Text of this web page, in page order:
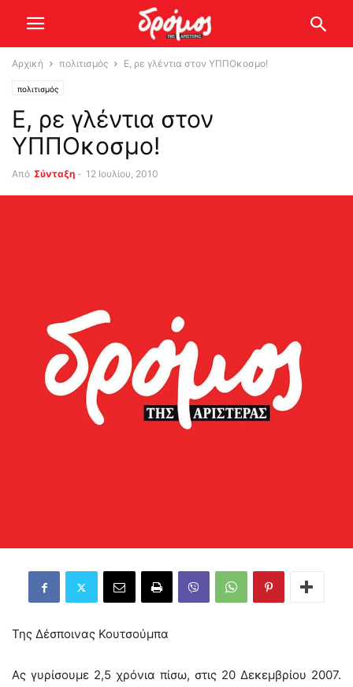
Αρχική πολιτισμός Ε, ρε γλέντια στον ΥΠΠΟκοσμο!
πολιτισμός
Ε, ρε γλέντια στον
ΥΠΠΟκοσμο!
Από Σύνταξη - 12 Ιουλίου, 2010
Της Δέσποινας Κουτσούμπα
Ας γυρίσουμε 2,5 χρόνια πίσω, στις 20 Δεκεμβρίου 2007.